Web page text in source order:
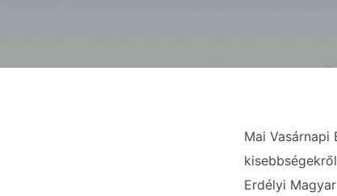
Mai Vasárnapi
Erdélyi